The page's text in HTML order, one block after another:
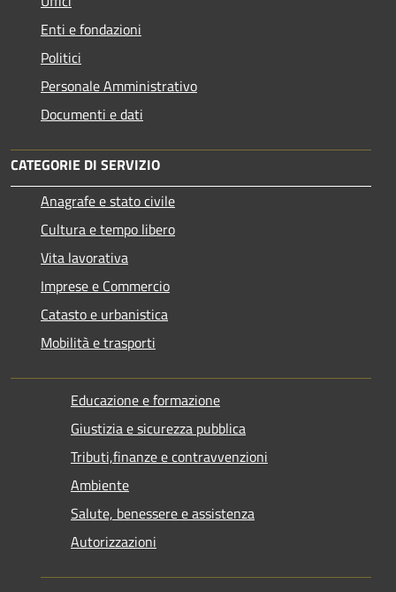
Enti e fondazioni
Politici
Personale Amministrativo
Documenti e dati
CATEGORIE DI SERVIZIO
Anagrafe e stato civile
Cultura e tempo libero
Vita lavorativa
Imprese e Commercio
Catasto e urbanistica
Mobilità e trasporti
Educazione e formazione
Giustizia e sicurezza pubblica
Tributi,finanze e contravvenzioni
Ambiente
Salute, benessere e assistenza
Autorizzazioni